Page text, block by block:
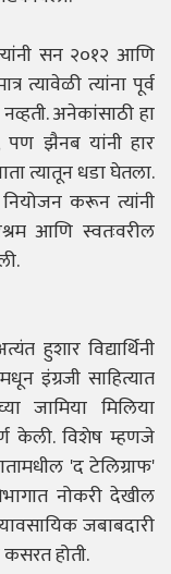
सन २०१२ आणि
त्यावेळी त्यांना पूर्व
अनेकांसाठी हा
झैनब यांनी हार
त्यातून धडा घेतला.
करून त्यांनी
आणि स्वतःवरील
हुशार विद्यार्थिनी
इंग्रजी साहित्यात
जामिया मिलिया
केली. विशेष म्हणजे
'द टेलिग्राफ'
नोकरी देखील
जबाबदारी
कसरत होती.